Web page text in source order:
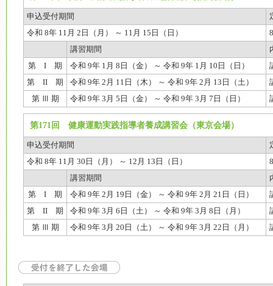
申込受付期間
令和 8年 11月 2日（月） ～ 11月 15日（日）
講習期間
第 I 期
令和 9年 1月 8日（金） ～ 令和 9年 1月 10日（日）
第 II 期
令和 9年 2月 11日（木） ～ 令和 9年 2月 13日（土）
第 Ⅲ 期
令和 9年 3月 5日（金） ～ 令和 9年 3月 7日（日）
第171回 健康運動実践指導者養成講習会（東京会場）
申込受付期間
令和 8年 11月 30日（月） ～ 12月 13日（日）
講習期間
第 I 期
令和 9年 2月 19日（金） ～ 令和 9年 2月 21日（日）
第 II 期
令和 9年 3月 6日（土） ～ 令和 9年 3月 8日（月）
第 Ⅲ 期
令和 9年 3月 20日（土） ～ 令和 9年 3月 22日（月）